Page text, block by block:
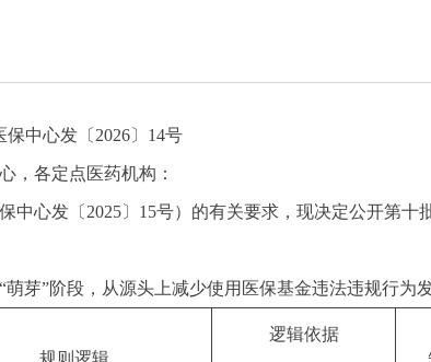
保中心发〔2026〕14号
，各定点医药机构：
心发〔2025〕15号）的有关要求，现决定公开第十
芽”阶段，从源头上减少使用医保基金违法违规行为发
规则逻辑
逻辑依据